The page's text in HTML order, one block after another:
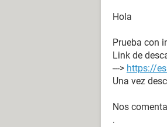
Hola
Prueba con
Link de
---> https://
Una vez
Nos
.